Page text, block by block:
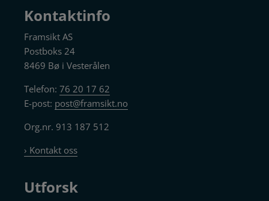
Kontaktinfo
Framsikt AS
Postboks 24
8469 Bø i Vesterålen
Telefon:76 20 17 62
E-post: post@framsikt.no
Org.nr. 913 187 512
› Kontakt oss
Utforsk